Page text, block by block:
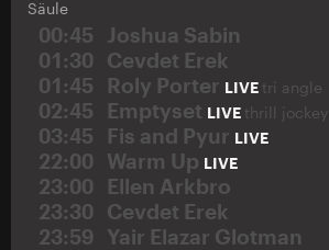
Säule
00:45
Joshua Sabin
01:30
Cevdet Erek
01:45
Roly Porter LIVE tri angle
02:45 Emptyset LIVE thrill jockey
03:45 Fis and Pyur LIVE
22:00 Warm Up LIVE
23:00
Ellen Arkbro
23:30
Cevdet Erek
23:59
Yair Elazar Glotman